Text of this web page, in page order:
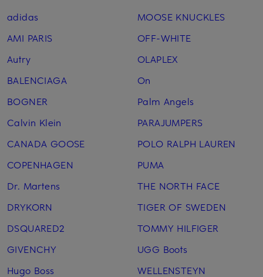
adidas
AMI PARIS
Autry
BALENCIAGA
BOGNER
Calvin Klein
CANADA GOOSE
COPENHAGEN
Dr. Martens
DRYKORN
DSQUARED2
GIVENCHY
Hugo Boss
MOOSE KNUCKLES
OFF-WHITE
OLAPLEX
On
Palm Angels
PARAJUMPERS
POLO RALPH LAUREN
PUMA
THE NORTH FACE
TIGER OF SWEDEN
TOMMY HILFIGER
UGG Boots
WELLENSTEYN